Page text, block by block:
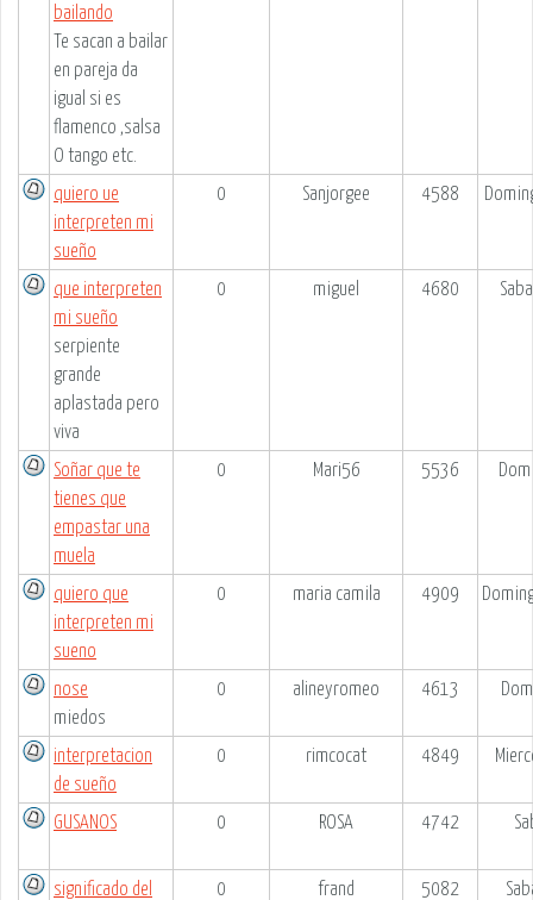
bailando
Te sacan a bailar
en pareja da
igual si es
flamenco ,salsa
O tango etc.
quiero ue
interpreten mi
sueño
0 Sanjorgee 4588
que interpreten
mi sueño
serpiente
grande
aplastada pero
viva
0 miguel 4680
Soñar que te
tienes que
empastar una
muela
0 Mari56 5536
quiero que
interpreten mi
sueno
0 maria camila 4909
nose
miedos
0 alineyromeo 4613
interpretacion
de sueño
0 rimcocat 4849
GUSANOS 0 ROSA 4742
significado del 0 frand 5082